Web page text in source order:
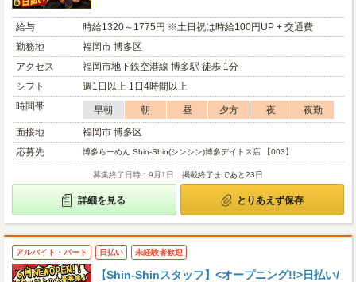
給与
時給1320～1775円 ※土日祝は時給100円UP + 交通費
勤務地
福岡市 博多区
アクセス
福岡市地下鉄空港線 博多駅 徒歩 1分
シフト
週1日以上 1日4時間以上
時間帯
早朝 朝 昼 夕方 夜
夜勤
面接地
福岡市 博多区
応募先
博多らーめん Shin-Shin(シンシン)博多デイトス店 【003】
募集終了日時：9月1日 掲載終了まであと23日
詳細を見る とりあえず保存
アルバイト・パート 日払い 未経験者歓迎
【Shin-Shinスタッフ】<オープニング!!>日払い/